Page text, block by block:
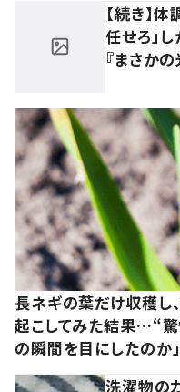
【続き】
任せろ」
『まさか
長ネギの葉だけ収穫し
起こしてみた結果…“驚
の瞬間を目にしたのか」
洗濯物の